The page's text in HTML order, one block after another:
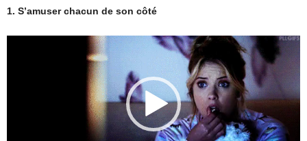
1. S’amuser chacun de son côté